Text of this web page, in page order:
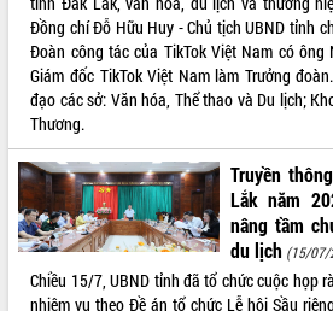
Hội thảo khoa học “Giải pháp thúc đẩy
phát triển nền kinh tế xanh tại tỉnh
Đắk Lắk”
Tăng cường giám sát, đôn đốc thực
hiện nhiệm vụ quản lý tài sản công
hàng tuần
Tháo gỡ những vướng mắc, đẩy mạnh
công tác cải cách thủ tục hành chính
tại Trung tâm Phục vụ hành chính
công tỉnh
Đắk Lắk: Tôn vinh 46 giải pháp tại Hội
thi Sáng tạo Kỹ thuật 2024 - 2025
Đồng chí Đỗ Hữu Huy - Chủ tịch UBND tỉnh
Đoàn công tác của TikTok Việt Nam có ông
Giám đốc TikTok Việt Nam làm Trưởng
đạo các sở: Văn hóa, Thể thao và Du lịch;
Thương.
Truyền
Lắk năm
nâng tầm
du lịch (15/07/
Chiều 15/7, UBND tỉnh đã tổ chức cuộc họp
nhiệm vụ theo Đề án tổ chức Lễ hội Sầu